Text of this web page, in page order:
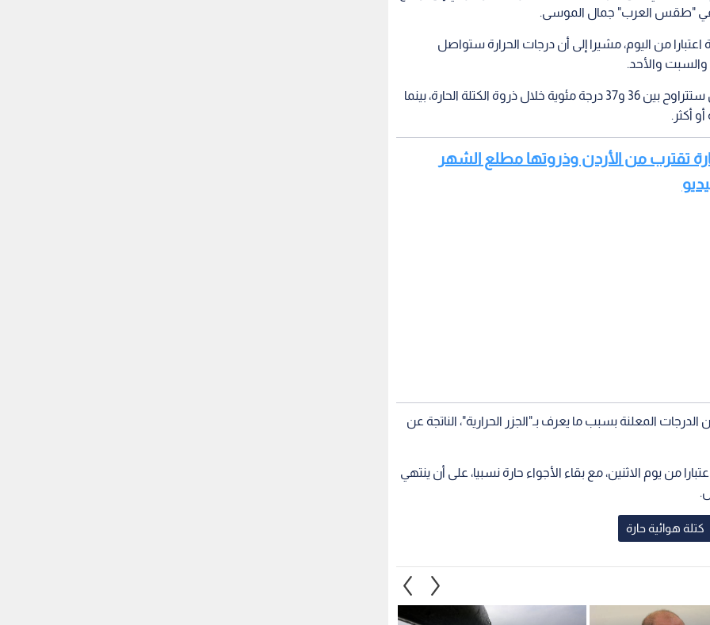
في "طقس العرب" جمال الموسى.
من اليوم، مشيرا إلى أن درجات الحرارة ستواصل
والسبت والأحد.
وأوضح أن درجات الحرارة العظمى في العاصمة عمان ستتراوح بين 36 و37 درجة مئوية خلال ذروة الكتلة الحارة، بينما
تقترب من الأردن وذروتها مطلع الشهر
المعلنة بسبب ما يعرف بـ"الجزر الحرارية"، الناتجة عن
من يوم الاثنين، مع بقاء الأجواء حارة نسبيا، على أن ينتهي
كتلة هوائية حارة